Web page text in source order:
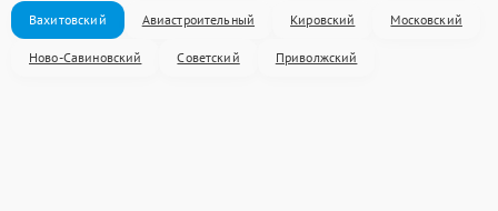
Вахитовский Авиастроительный Кировский Московский
Ново-Савиновский Советский Приволжский